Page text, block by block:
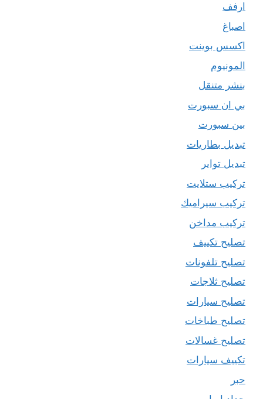
ارفف
اصباغ
اكسس بوينت
المونيوم
بنشر متنقل
بي ان سبورت
بين سبورت
تبديل بطاريات
تبديل تواير
تركيب ستلايت
تركيب سيراميك
تركيب مداخن
تصليح تكييف
تصليح تلفونات
تصليح ثلاجات
تصليح سيارات
تصليح طباخات
تصليح غسالات
تكييف سيارات
حبر